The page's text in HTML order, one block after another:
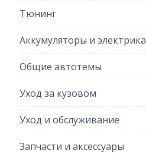
Тюнинг
Аккумуляторы и электрика
Общие автотемы
Уход за кузовом
Уход и обслуживание
Запчасти и аксессуары